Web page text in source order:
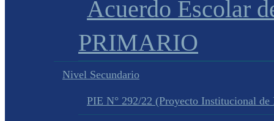
Acuerdo Escolar
PRIMARIO
Nivel Secundario
PIE N° 292/22 (Proyecto Institucional de